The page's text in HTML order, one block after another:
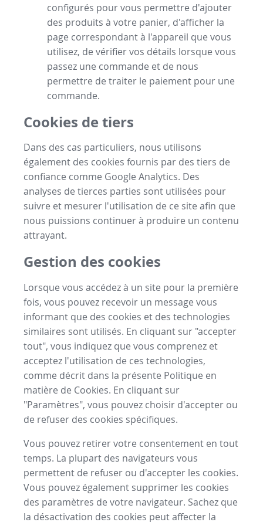
configurés pour vous permettre d'ajouter
des produits à votre panier, d'afficher la
page correspondant à l'appareil que vous
utilisez, de vérifier vos détails lorsque vous
passez une commande et de nous
permettre de traiter le paiement pour une
commande.
Cookies de tiers
Dans des cas particuliers, nous utilisons
également des cookies fournis par des tiers de
confiance comme Google Analytics. Des
analyses de tierces parties sont utilisées pour
suivre et mesurer l'utilisation de ce site afin que
nous puissions continuer à produire un contenu
attrayant.
Gestion des cookies
Lorsque vous accédez à un site pour la première
fois, vous pouvez recevoir un message vous
informant que des cookies et des technologies
similaires sont utilisés. En cliquant sur "accepter
tout", vous indiquez que vous comprenez et
acceptez l'utilisation de ces technologies,
comme décrit dans la présente Politique en
matière de Cookies. En cliquant sur
"Paramètres", vous pouvez choisir d'accepter ou
de refuser des cookies spécifiques.
Vous pouvez retirer votre consentement en tout
temps. La plupart des navigateurs vous
permettent de refuser ou d'accepter les cookies.
Vous pouvez également supprimer les cookies
des paramètres de votre navigateur. Sachez que
la désactivation des cookies peut affecter la